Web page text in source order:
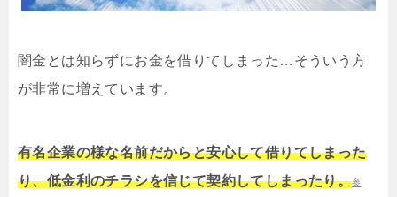
闇金とは知らずにお金を借りてしまった…そういう方
が非常に増えています。
有名企業の様な名前だからと安心して借りてしまった
り、低金利のチラシを信じて契約してしまったり。参